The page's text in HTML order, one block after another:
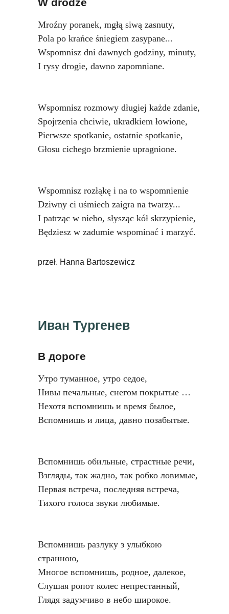
Mroźny poranek, mgłą siwą zasnuty,
Pola po krańce śniegiem zasypane...
Wspomnisz dni dawnych godziny, minuty,
I rysy drogie, dawno zapomniane.
Wspomnisz rozmowy długiej każde zdanie,
Spojrzenia chciwie, ukradkiem łowione,
Pierwsze spotkanie, ostatnie spotkanie,
Głosu cichego brzmienie upragnione.
Wspomnisz rozłąkę i na to wspomnienie
Dziwny ci uśmiech zaigra na twarzy...
I patrząc w niebo, słysząc kół skrzypienie,
Będziesz w zadumie wspominać i marzyć.
przeł. Hanna Bartoszewicz
Иван Тургенев
В дороге
Утро туманное, утро седое,
Нивы печальные, снегом покрытые …
Нехотя вспомнишь и время былое,
Вспомнишь и лица, давно позабытые.
Вспомнишь обильные, страстные речи,
Взгляды, так жадно, так робко ловимые,
Первая встреча, последняя встреча,
Тихого голоса звуки любимые.
Вспомнишь разлуку з улыбкою
странною,
Многое вспомнишь, родное, далекое,
Слушая ропот колес непрестанный,
Глядя задумчиво в небо широкое.